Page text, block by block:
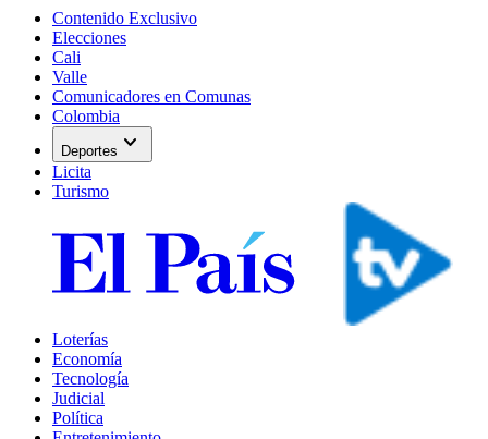
Contenido Exclusivo
Elecciones
Cali
Valle
Comunicadores en Comunas
Colombia
Deportes expand_more
Licita
Turismo
Loterías
Economía
Tecnología
Judicial
Política